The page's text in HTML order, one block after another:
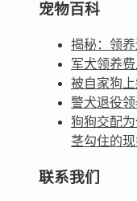
宠物百科
揭秘：领
军犬领养
被自家狗
警犬退役
狗狗交配
茎勾住的现
联系我们